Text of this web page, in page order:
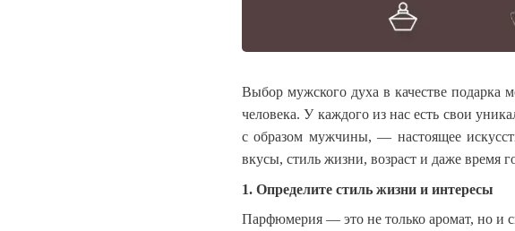
Выбор мужского духа в качестве подарка
человека. У каждого из нас есть свои
с образом мужчины, — настоящее
вкусы, стиль жизни, возраст и даже время
1. Определите стиль жизни и интересы
Парфюмерия — это не только аромат, но и